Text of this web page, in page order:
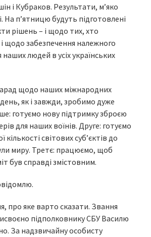
і Кубраков. Результати, м’яко
На п’ятницю будуть підготовлені
рішень – і щодо тих, хто
щодо забезпечення належного
наших людей в усіх українських
щодо наших міжнародних
як і завжди, зробимо дуже
готуємо нову підтримку зброєю
для наших воїнів. Друге: готуємо
кількості світових суб’єктів до
миру. Третє: працюємо, щоб
був справді змістовним.
про яке варто сказати. Звання
підполковнику СБУ Василю
За надзвичайну особисту